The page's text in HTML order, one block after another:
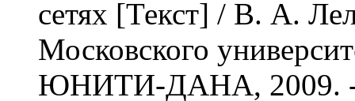
сетях [Текст] / В. А.
Московского
ЮНИТИ-ДАНА, 2009. -